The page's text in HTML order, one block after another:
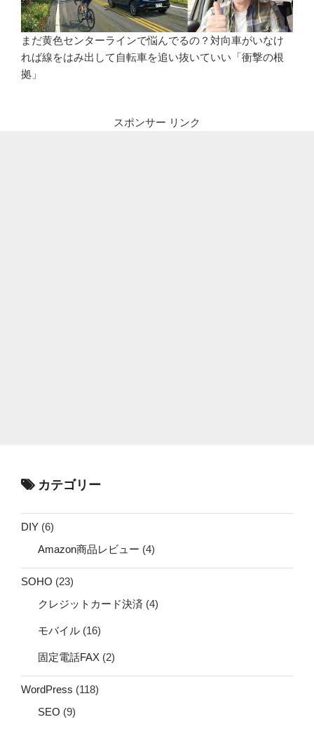
まだ黄色センターラインで悩んでるの？対向車がいなけ
れば線をはみ出して自転車を追い抜いていい「衝撃の根
拠」
スポンサー リンク
カテゴリー
DIY (6)
Amazon商品レビュー (4)
SOHO (23)
クレジットカード決済 (4)
モバイル (16)
固定電話FAX (2)
WordPress (118)
SEO (9)